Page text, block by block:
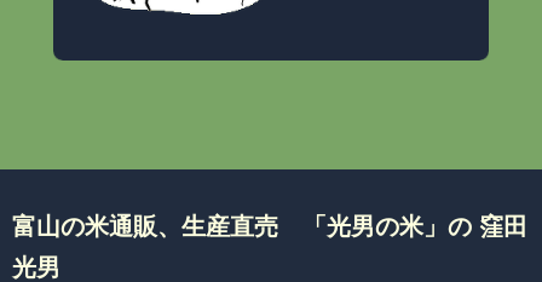
富山の米通販、生産直売 「光男の米」の 窪田
光男